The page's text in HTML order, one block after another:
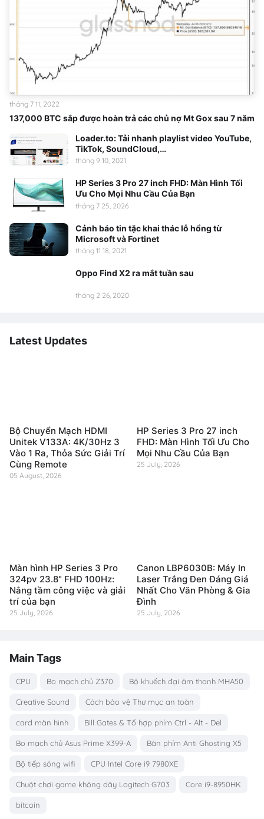
137,000 BTC sắp được hoàn trả các chủ nợ Mt Gox sau 7 năm
tháng 7 11, 2022
Loader.to: Tải nhanh playlist video YouTube,
TikTok, SoundCloud,…
tháng 9 10, 2021
HP Series 3 Pro 27 inch FHD: Màn Hình Tối
Ưu Cho Mọi Nhu Cầu Của Bạn
tháng 7 25, 2026
Cảnh báo tin tặc khai thác lỗ hổng từ
Microsoft và Fortinet
tháng 11 18, 2021
Oppo Find X2 ra mắt tuần sau
tháng 2 26, 2020
Latest Updates
Bộ Chuyển Mạch HDMI
Unitek V133A: 4K/30Hz 3
Vào 1 Ra, Thỏa Sức Giải Trí
Cùng Remote
05 August, 2026
HP Series 3 Pro 27 inch
FHD: Màn Hình Tối Ưu Cho
Mọi Nhu Cầu Của Bạn
25 July, 2026
Màn hình HP Series 3 Pro
324pv 23.8" FHD 100Hz:
Nâng tầm công việc và giải
trí của bạn
25 July, 2026
Canon LBP6030B: Máy In
Laser Trắng Đen Đáng Giá
Nhất Cho Văn Phòng & Gia
Đình
25 July, 2026
Main Tags
CPU Bo mạch chủ Z370 Bộ khuếch đại âm thanh MHA50
Creative Sound Cách bảo vệ Thư mục an toàn
card màn hình Bill Gates & Tổ hợp phím Ctrl - Alt - Del
Bo mạch chủ Asus Prime X399-A Bàn phím Anti Ghosting X5
Bộ tiếp sóng wifi CPU Intel Core i9 7980XE
Chuột chơi game không dây Logitech G703 Core i9-8950HK
bitcoin